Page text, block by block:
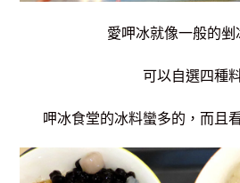
愛呷冰就像一般的剉
可以自選四種
呷冰食堂的冰料蠻多的，而且